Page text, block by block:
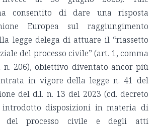
consentito di dare una risposta
Europea sul raggiungimento
legge delega di attuare il “riassetto
del processo civile” (art. 1, comma
n. 206), obiettivo diventato ancor più
in vigore della legge n. 41 del
del d.l. n. 13 del 2023 (cd. decreto
introdotto disposizioni in materia di
del processo civile e degli atti